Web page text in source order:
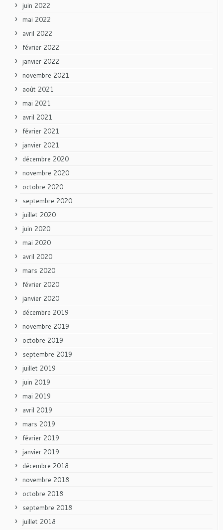
juin 2022
mai 2022
avril 2022
février 2022
janvier 2022
novembre 2021
août 2021
mai 2021
avril 2021
février 2021
janvier 2021
décembre 2020
novembre 2020
octobre 2020
septembre 2020
juillet 2020
juin 2020
mai 2020
avril 2020
mars 2020
février 2020
janvier 2020
décembre 2019
novembre 2019
octobre 2019
septembre 2019
juillet 2019
juin 2019
mai 2019
avril 2019
mars 2019
février 2019
janvier 2019
décembre 2018
novembre 2018
octobre 2018
septembre 2018
juillet 2018